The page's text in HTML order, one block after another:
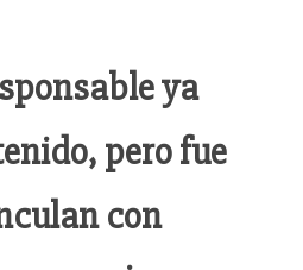
ya
pero fue
con